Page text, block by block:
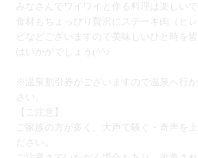
みなさんでワイワイと作る料理は楽しいで
食材もちょっぴり贅沢にステーキ肉（ヒ
ビなどございますので美味しいひと時を
はいかがでしょう(^^♪
※温泉割引券がございますので温泉へ行
さい。
ご家族の方が多く、大声で騒ぐ・奇声を
ださい。